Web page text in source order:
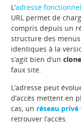
L’adresse
URL permet de
compris depuis un
structure des
identiques à la
s’agit bien d’un
faux site.
L’adresse peut
d’accès mettent en
cas, un réseau
retrouver l’accès.